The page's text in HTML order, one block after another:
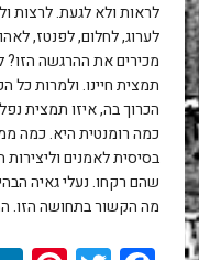
לראות ולא לגעת. לרצות
לערוג, לחלום, לפנטז,
מכירים את ההרגשה הזו?
תמצית חיינו. ולמרות כל
הכרוך בה, איזו תמצית
כמה רומנטית היא. כמה
בסיסית לאמנים
שהם רקחו. נעלי גאיה
מה הקשור בתחושה הזו.